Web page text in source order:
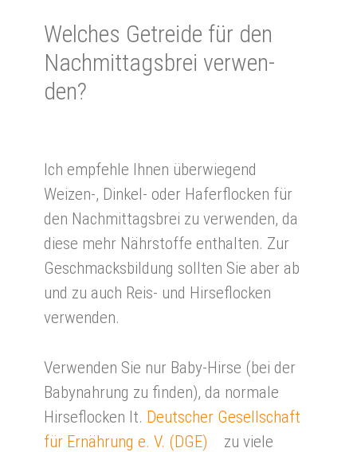
Wel­ches Ge­trei­de für den
Nach­mittags­brei ver­wen­
den?
Ich empfehle Ihnen überwiegend
Weizen-, Dinkel- oder Haferflocken für
den Nachmittagsbrei zu verwenden, da
diese mehr Nährstoffe enthalten. Zur
Geschmacksbildung sollten Sie aber ab
und zu auch Reis- und Hirseflocken
verwenden.
Verwenden Sie nur Baby-Hirse (bei der
Babynahrung zu finden), da normale
Hirseflocken lt. Deutscher Gesellschaft
für Ernährung e. V. (DGE)
zu viele